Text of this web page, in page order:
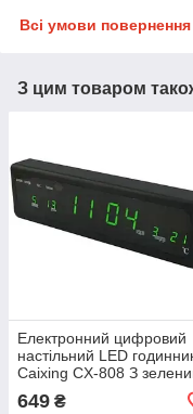
Всі умови повернення
З цим товаром
Електронний цифровий
настільний LED
Caixing CX-808 З
циферблатом
649 ₴